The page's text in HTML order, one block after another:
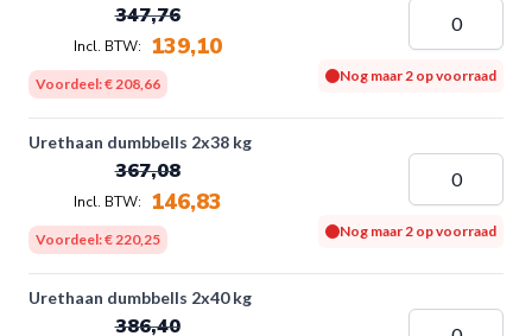
139,10
347,76
Voordeel:€ 208,66 Nog maar 2 op voorraad
Urethaan dumbbells 2x38 kg
146,83
367,08
Voordeel:€ 220,25 Nog maar 2 op voorraad
Urethaan dumbbells 2x40 kg
386,40